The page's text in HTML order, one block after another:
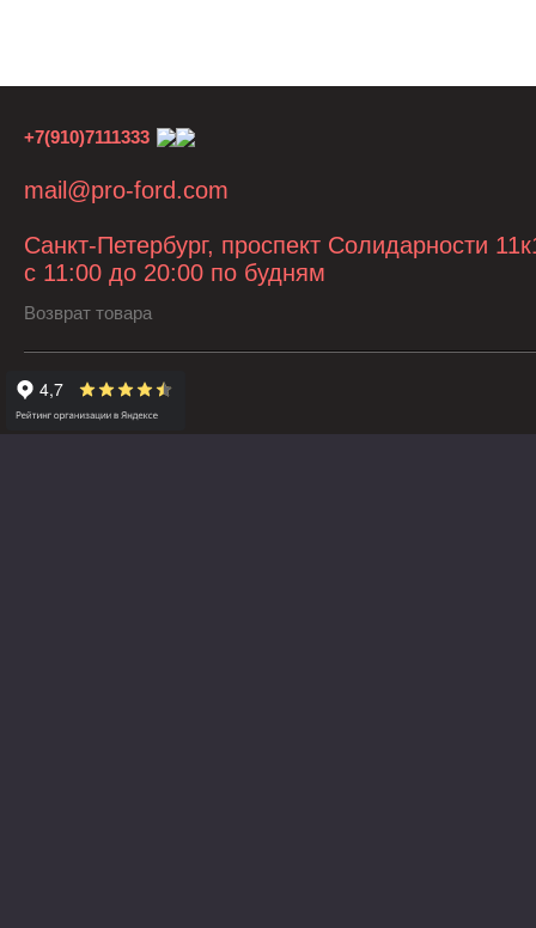
+7(910)7111333
mail@pro-ford.com
Санкт-Петербург, проспект Солидарности
с 11:00 до 20:00 по будням
Возврат товара